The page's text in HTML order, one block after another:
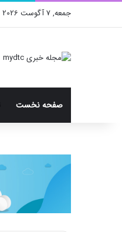
جمعه, 7 آگوست 2026
صفحه نخست